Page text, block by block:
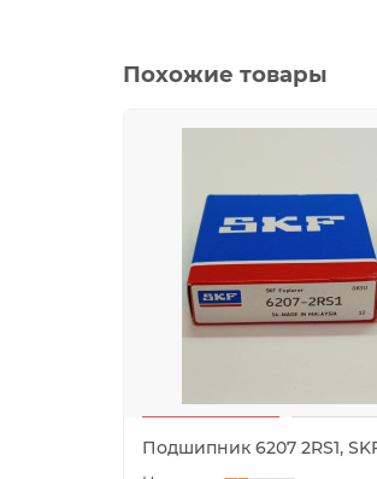
Похожие товары
Подшипник 6207 2RS1,